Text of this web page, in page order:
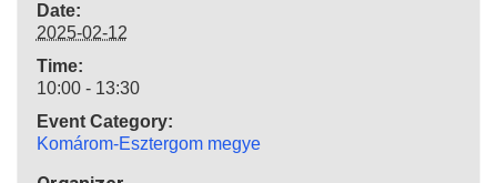
Date:
2025-02-12
Time:
10:00 - 13:30
Event Category:
Komárom-Esztergom megye